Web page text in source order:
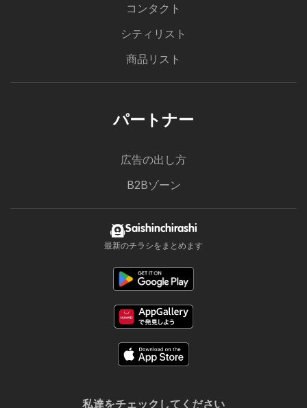
コンタクト
シティリスト
商品リスト
パートナー
広告の出し方
B2Bゾーン
Saishinchirashi
最新のチラシをまとめます
私達をチェックしてください